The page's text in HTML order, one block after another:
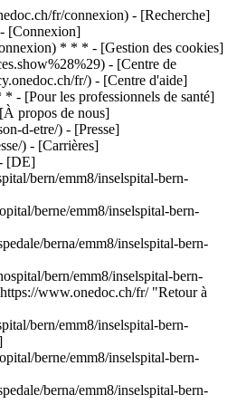
fr/connexion) - [Recherche]
[Connexion]
* * * - [Gestion des cookies]
- [Centre de
fr/) - [Centre d'aide]
- [Pour les professionnels de santé]
propos de nous]
d-etre/) - [Presse]
) - [Carrières]
[DE]
bern/emm8/inselspital-bern-
berne/emm8/inselspital-bern-
berna/emm8/inselspital-bern-
bern/emm8/inselspital-bern-
www.onedoc.ch/fr/ "Retour à
bern/emm8/inselspital-bern-
berne/emm8/inselspital-bern-
berna/emm8/inselspital-bern-